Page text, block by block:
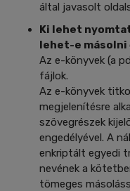
által javasolt
Ki lehet
lehet-e másolni
Az e-könyvek (a
fájlok.
Az e-könyvek
megjelenítésre
szövegrészek
engedélyével. A
enkriptált egyedi
nevének a
tömeges